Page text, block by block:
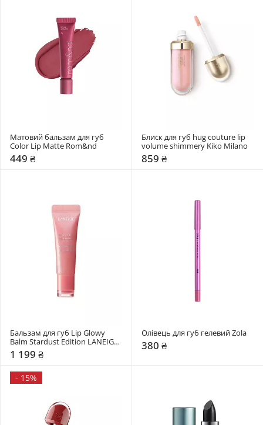
Матовий бальзам для губ
449 ₴
Блиск для губ hug couture lip
volume shimmery Kiko Milano
859 ₴
Бальзам для губ Lip Glowy
Balm Stardust Edition LANEIGE
10 г
1 199 ₴
Олівець для губ гелевий Zola
380 ₴
- 15%